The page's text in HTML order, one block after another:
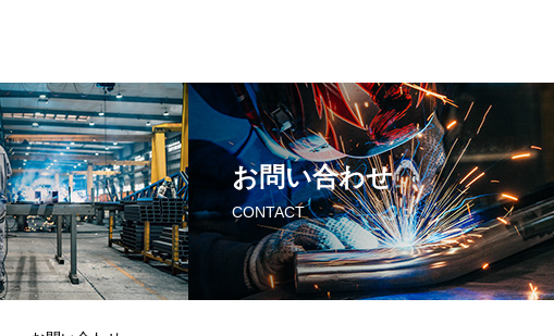
お問い合わせ
CONTACT